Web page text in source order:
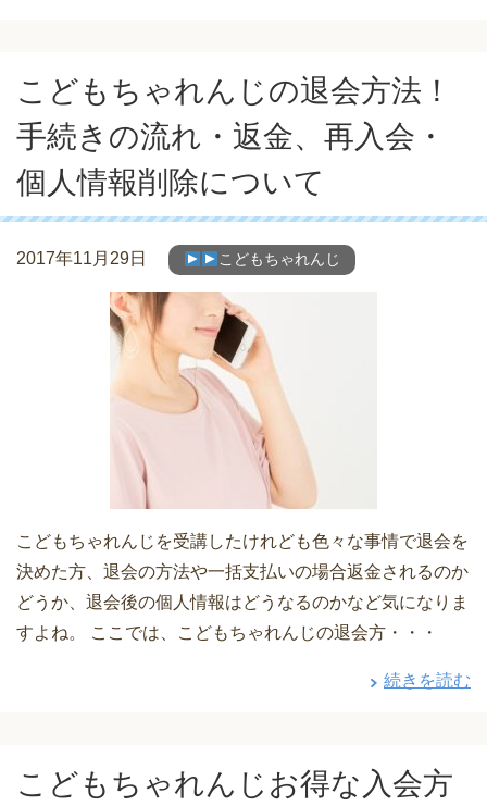
こどもちゃれんじの退会方法！
手続きの流れ・返金、再入会・
個人情報削除について
2017年11月29日 こどもちゃれんじ
こどもちゃれんじを受講したけれども色々な事情で退会を
決めた方、退会の方法や一括支払いの場合返金されるのか
どうか、退会後の個人情報はどうなるのかなど気になりま
すよね。 ここでは、こどもちゃれんじの退会方・・・
続きを読む
こどもちゃれんじお得な入会方